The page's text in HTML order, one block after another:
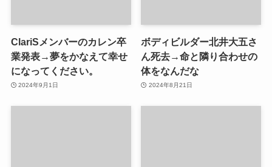
ClariSメンバーのカレン卒
業発表→夢をかなえて幸せ
になってください。
2024年9月1日
ボディビルダー北井大五さ
ん死去→命と隣り合わせの
体をなんだな
2024年8月21日